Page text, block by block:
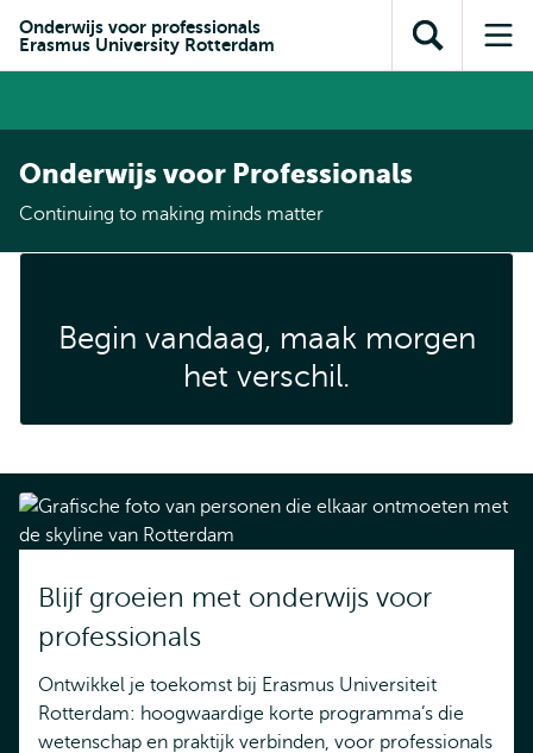
inhoud
Direct naar
subnavigatie
Onderwijs voor professionals
Erasmus University Rotterdam
Toon
zoekveld
Onderwijs voor Professionals
Continuing to making minds matter
Begin vandaag, maak morgen
het verschil.
Blijf groeien met onderwijs voor
professionals
Ontwikkel je toekomst bij Erasmus Universiteit
Rotterdam: hoogwaardige korte programma’s die
wetenschap en praktijk verbinden, voor professionals